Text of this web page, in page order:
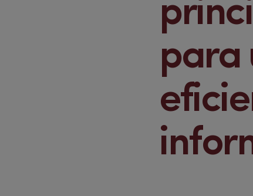
para